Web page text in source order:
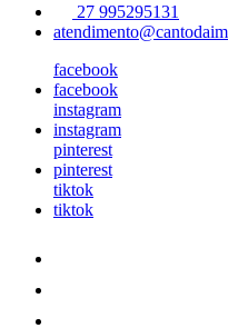
27 995295131
facebook
facebook
instagram
instagram
pinterest
pinterest
tiktok
tiktok